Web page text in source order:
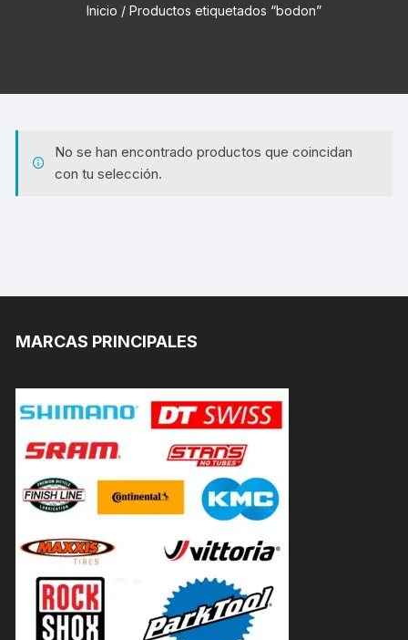
Inicio / Productos etiquetados “bodon”
No se han encontrado productos que coincidan
con tu selección.
MARCAS PRINCIPALES